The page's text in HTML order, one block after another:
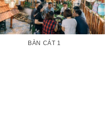
BÀN CÁT 1